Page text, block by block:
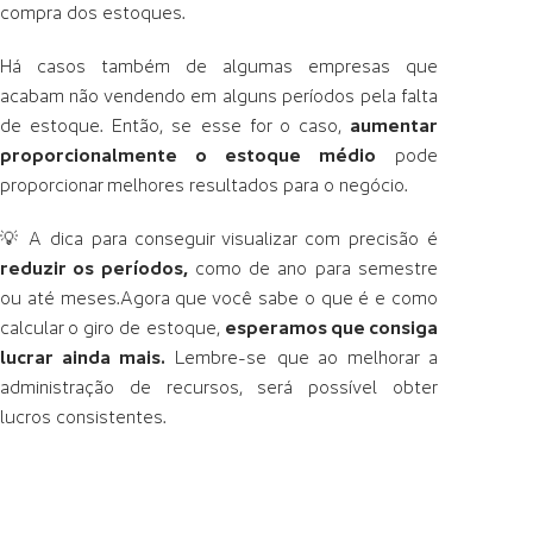
compra dos estoques.
Há casos também de algumas empresas que
acabam não vendendo em alguns períodos pela falta
de estoque. Então, se esse for o caso, aumentar
proporcionalmente o estoque médio pode
proporcionar melhores resultados para o negócio.
💡 A dica para conseguir visualizar com precisão é
reduzir os períodos,como de ano para semestre
ou até meses.Agora que você sabe o que é e como
calcular o giro de estoque, esperamos que consiga
lucrar ainda mais. Lembre-se que ao melhorar a
administração de recursos, será possível obter
lucros consistentes.